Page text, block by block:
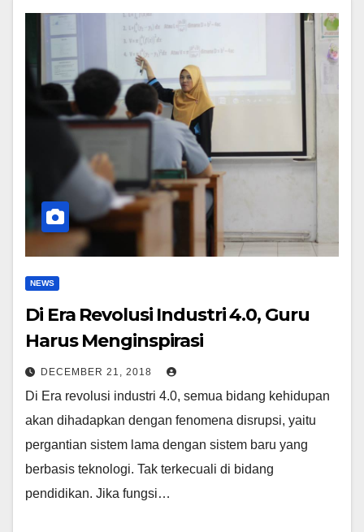
NEWS
Di Era Revolusi Industri 4.0, Guru
Harus Menginspirasi
DECEMBER 21, 2018
Di Era revolusi industri 4.0, semua bidang kehidupan
akan dihadapkan dengan fenomena disrupsi, yaitu
pergantian sistem lama dengan sistem baru yang
berbasis teknologi. Tak terkecuali di bidang
pendidikan. Jika fungsi…